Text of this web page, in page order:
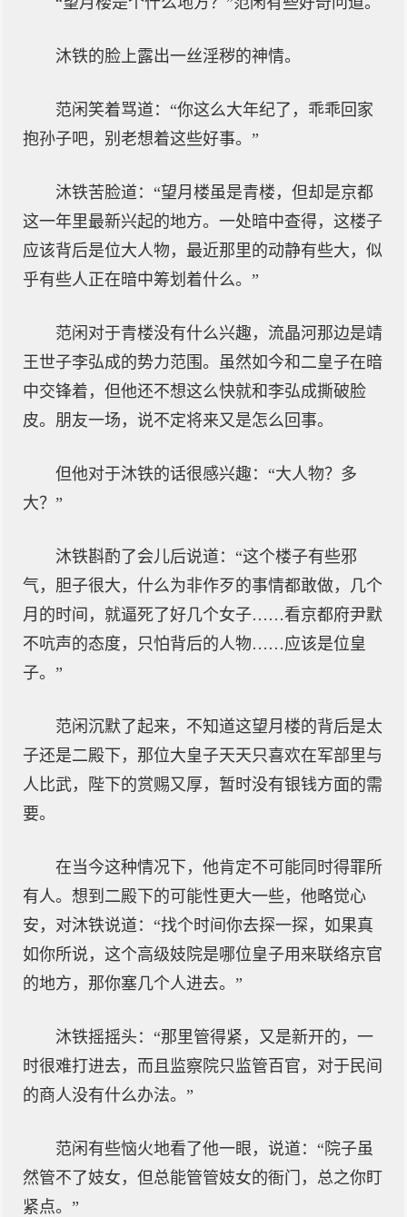
沐铁的脸上露出一丝淫秽的神情。
范闲笑着骂道：“你这么大年纪了，乖乖回家
抱孙子吧，别老想着这些好事。”
沐铁苦脸道：“望月楼虽是青楼，但却是京都
这一年里最新兴起的地方。一处暗中查得，这楼子
应该背后是位大人物，最近那里的动静有些大，似
乎有些人正在暗中筹划着什么。”
范闲对于青楼没有什么兴趣，流晶河那边是靖
王世子李弘成的势力范围。虽然如今和二皇子在暗
中交锋着，但他还不想这么快就和李弘成撕破脸
皮。朋友一场，说不定将来又是怎么回事。
但他对于沐铁的话很感兴趣：“大人物？多
大？”
沐铁斟酌了会儿后说道：“这个楼子有些邪
气，胆子很大，什么为非作歹的事情都敢做，几个
月的时间，就逼死了好几个女子……看京都府尹默
不吭声的态度，只怕背后的人物……应该是位皇
子。”
范闲沉默了起来，不知道这望月楼的背后是太
子还是二殿下，那位大皇子天天只喜欢在军部里与
人比武，陛下的赏赐又厚，暂时没有银钱方面的需
要。
在当今这种情况下，他肯定不可能同时得罪所
有人。想到二殿下的可能性更大一些，他略觉心
安，对沐铁说道：“找个时间你去探一探，如果真
如你所说，这个高级妓院是哪位皇子用来联络京官
的地方，那你塞几个人进去。”
沐铁摇摇头：“那里管得紧，又是新开的，一
时很难打进去，而且监察院只监管百官，对于民间
的商人没有什么办法。”
范闲有些恼火地看了他一眼，说道：“院子虽
然管不了妓女，但总能管管妓女的衙门，总之你盯
紧点。”